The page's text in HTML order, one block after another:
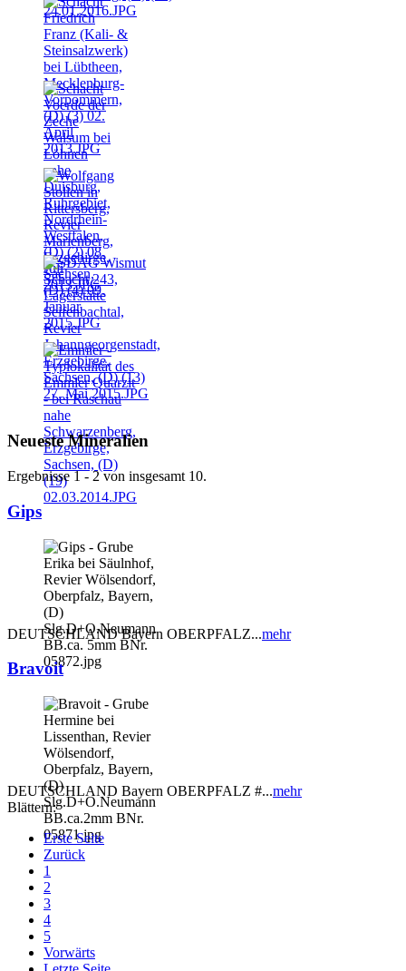
Neueste Mineralien
Ergebnisse 1 - 2 von insgesamt 10.
Gips
DEUTSCHLAND Bayern OBERPFALZ...mehr
Bravoit
DEUTSCHLAND Bayern OBERPFALZ #...mehr
Blättern:
Erste Seite
Zurück
1
2
3
4
5
Vorwärts